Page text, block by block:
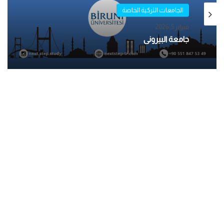
الجامعات التركية الخاصة
فبراير 5, 2026
الجامعات التركية الخاصة
مايو 1, 2025
ÜNİVERSİTESİ